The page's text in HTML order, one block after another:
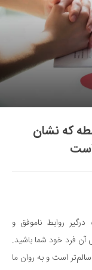
رابطه که نشان
روابط ناموفق و
فرد خود شما باشید.
است و به روان ما